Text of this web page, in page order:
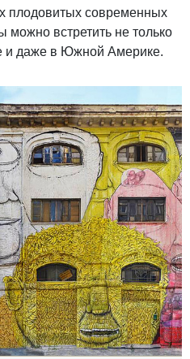
плодовитых современных
можно встретить не только
и даже в Южной Америке.